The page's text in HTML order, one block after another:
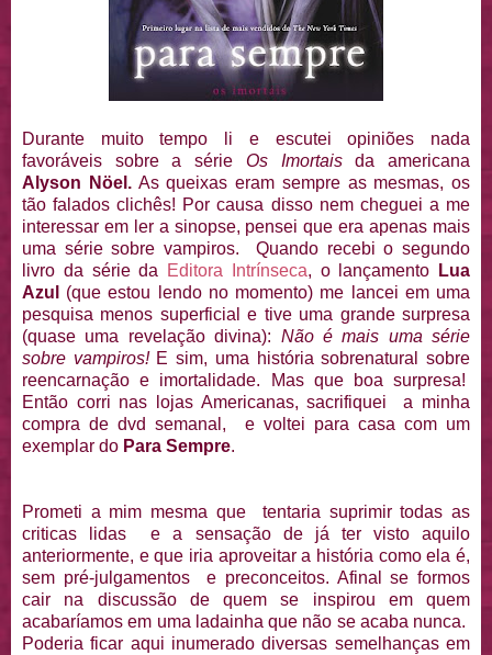
Durante muito tempo li e escutei opiniões nada
favoráveis sobre a série Os Imortaisda americana
Alyson Nöel.As queixas eram sempre as mesmas, os
tão falados clichês! Por causa disso nem cheguei a me
interessar em ler a sinopse, pensei que era apenas mais
uma série sobre vampiros. Quando recebi o segundo
livro da série da
Editora Intrínseca, o lançamento
Lua
Azul (que estou lendo no momento) me lancei em uma
pesquisa menos superficial e tive uma grande surpresa
(quase uma revelação divina): Não é mais uma série
sobre vampiros!E sim, uma história sobrenatural sobre
reencarnação e imortalidade. Mas que boa surpresa!
Então corri nas lojas Americanas, sacrifiquei a minha
compra de dvd semanal, e voltei para casa com um
exemplar do Para Sempre.
Prometi a mim mesma que tentaria suprimir todas as
criticas lidas e a sensação de já ter visto aquilo
anteriormente, e que iria aproveitar a história como ela é,
sem pré-julgamentos e preconceitos. Afinal se formos
cair na discussão de quem se inspirou em quem
acabaríamos em uma ladainha que não se acaba nunca.
Poderia ficar aqui inumerado diversas semelhanças em